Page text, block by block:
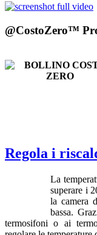
@CostoZero™
Regola i
La
superare i
la camera
bassa.
termosifoni o ai